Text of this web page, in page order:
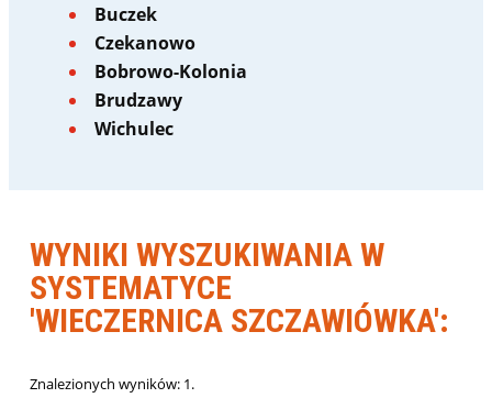
Buczek
Czekanowo
Bobrowo-Kolonia
Brudzawy
Wichulec
WYNIKI WYSZUKIWANIA W
SYSTEMATYCE
'WIECZERNICA SZCZAWIÓWKA':
Znalezionych wyników: 1.